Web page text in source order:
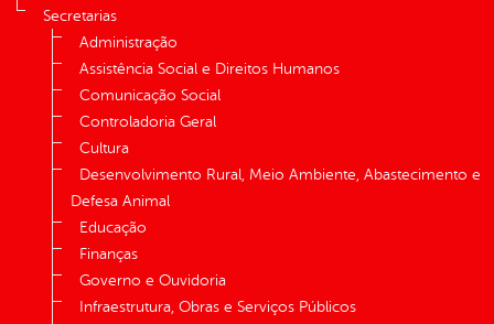
Secretarias
Administração
Assistência Social e Direitos Humanos
Comunicação Social
Controladoria Geral
Cultura
Desenvolvimento Rural, Meio Ambiente, Abastecimento e
Defesa Animal
Educação
Finanças
Governo e Ouvidoria
Infraestrutura, Obras e Serviços Públicos